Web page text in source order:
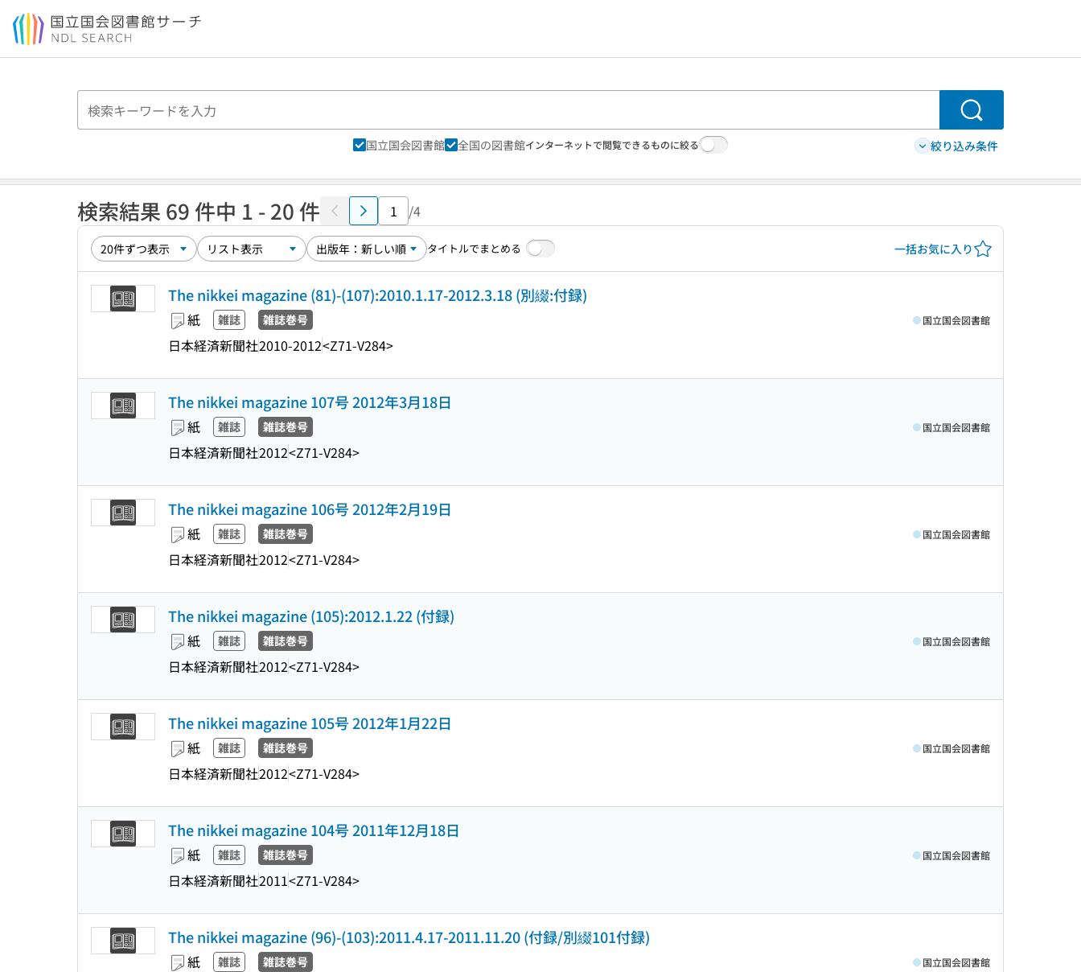
本文へ移動
検索
国立国会図書館 全国の図書館インターネットで閲覧できるものに絞る 絞り込み条件
検索結果 69 件中 1 - 20 件 /4
タイトルでまとめる 一括お気に入り
The nikkei magazine (81)-(107):2010.1.17-2012.3.18 (別綴:付録)
紙 雑誌 雑誌巻号
日本経済新聞社2010-2012<Z71-V284>
国立国会図書館
The nikkei magazine 107号 2012年3月18日
紙 雑誌 雑誌巻号
日本経済新聞社2012<Z71-V284>
国立国会図書館
The nikkei magazine 106号 2012年2月19日
紙 雑誌 雑誌巻号
日本経済新聞社2012<Z71-V284>
国立国会図書館
The nikkei magazine (105):2012.1.22 (付録)
紙 雑誌 雑誌巻号
日本経済新聞社2012<Z71-V284>
国立国会図書館
The nikkei magazine 105号 2012年1月22日
紙 雑誌 雑誌巻号
日本経済新聞社2012<Z71-V284>
国立国会図書館
The nikkei magazine 104号 2011年12月18日
紙 雑誌 雑誌巻号
日本経済新聞社2011<Z71-V284>
国立国会図書館
The nikkei magazine (96)-(103):2011.4.17-2011.11.20 (付録/別綴101付録)
紙 雑誌 雑誌巻号 国立国会図書館